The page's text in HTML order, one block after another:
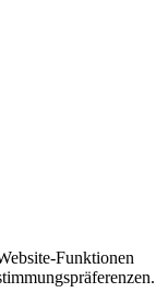
Funktionen